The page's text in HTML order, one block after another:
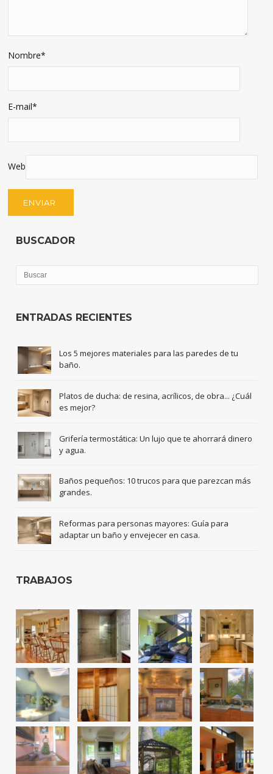
Nombre*
E-mail*
Web
BUSCADOR
ENTRADAS RECIENTES
Los 5 mejores materiales para las paredes de tu
baño.
Platos de ducha: de resina, acrílicos, de obra... ¿Cuál
es mejor?
Grifería termostática: Un lujo que te ahorrará dinero
y agua.
Baños pequeños: 10 trucos para que parezcan más
grandes.
Reformas para personas mayores: Guía para
adaptar un baño y envejecer en casa.
TRABAJOS